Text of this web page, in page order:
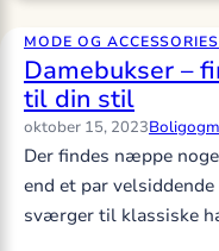
MODE OG ACCESSORIES
Damebukser –
til din stil
oktober 15, 2023
Der findes næppe
end et par
sværger til klassiske